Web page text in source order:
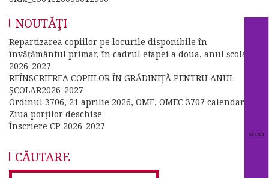
NOUTĂŢI
Repartizarea copiilor pe locurile disponibile în
învățământul primar, în cadrul etapei a doua, anul școlar
2026-2027
REÎNSCRIEREA COPIILOR ÎN GRĂDINIȚĂ PENTRU ANUL
ŞCOLAR2026-2027
Ordinul 3706, 21 aprilie 2026, OME, OMEC 3707 calendar
Ziua porților deschise
Înscriere CP 2026-2027
CĂUTARE